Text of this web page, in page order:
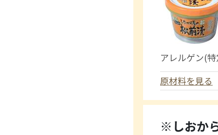
アレルゲン(
原材料を見る
※しおか